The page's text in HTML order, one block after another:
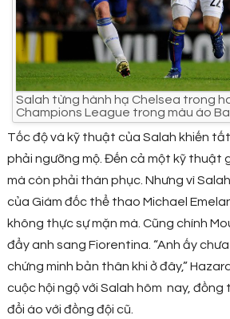
Salah từng hành hạ Chelsea trong
Champions League trong màu áo
Tốc độ và kỹ thuật của Salah khiến
phải ngưỡng mộ. Đến cả một kỹ thuật
mà còn phải thán phục. Nhưng vì
của Giám đốc thể thao Michael
không thực sự mặn mà. Cũng chính
đẩy anh sang Fiorentina. “Anh ấy
chứng minh bản thân khi ở đây,”
cuộc hội ngộ với Salah hôm nay, đồng
đổi áo với đồng đội cũ.